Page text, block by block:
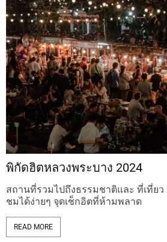
พิกัดฮิตหลวงพระบาง 2024
สถานที่รวมไปถึงธรรมชาติและ ที่เที่ยว
ชมได้ง่ายๆ จุดเช็กอิตที่ห้ามพลาด
READ MORE